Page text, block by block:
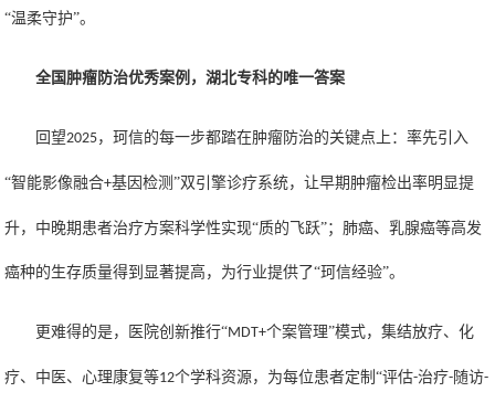
“温柔守护”。
全国肿瘤防治优秀案例，湖北专科的唯一答案
回望2025，珂信的每一步都踏在肿瘤防治的关键点上：率先引入
“智能影像融合+基因检测”双引擎诊疗系统，让早期肿瘤检出率明 显提
升，中晚期患者治疗方案科学性实现“质的飞跃”；肺癌、乳腺癌等高发
癌种的生存质量得到显著提高 ，为行业提供了“珂信经验”。
更难得的是，医院创新推行“MDT+个案管理”模式，集结放疗、化
疗、中医、心理康复等12个学科资源，为每位患者定制“评估-治疗-随访-